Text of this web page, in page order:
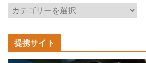
記
事
カ
テ
ゴ
提携サイト